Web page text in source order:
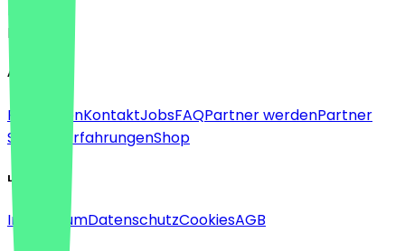
English
About
Für FirmenKontaktJobsFAQPartner werdenPartner
Support
ErfahrungenShop
Legal
ImpressumDatenschutzCookiesAGB